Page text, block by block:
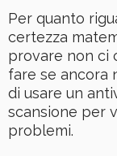
Per quanto
certezza
provare non ci
fare se ancora
di usare un
scansione per
problemi.